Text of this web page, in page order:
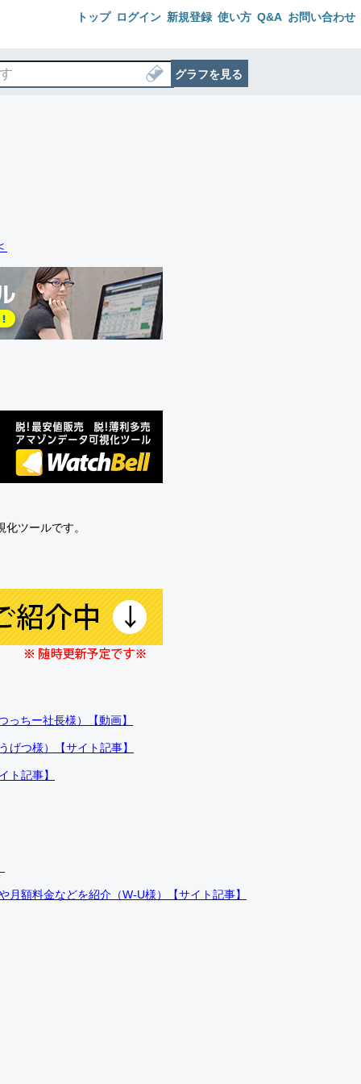
トップ ログイン 新規登録 使い方 Q&A お問い合わせ
グラフを見る
ツールです。
ちー社長様）【動画】
げつ様）【サイト記事】
ト記事】
額料金などを紹介（W-U様）【サイト記事】